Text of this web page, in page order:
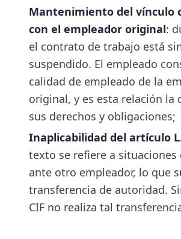
Mantenimiento del vínculo
con el empleador original:
el contrato de trabajo está
suspendido. El empleado
calidad de empleado de la
original, y es esta relación la
sus derechos y obligaciones;
Inaplicabilidad del artículo
texto se refiere a situaciones
ante otro empleador, lo que
transferencia de autoridad.
CIF no realiza tal